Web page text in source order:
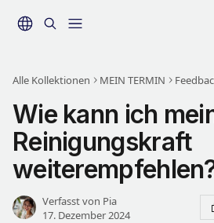
Alle Kollektionen MEIN TERMIN
Wie kann ich
Reinigungskraft
Verfasst von Pia
17. Dezember 2024